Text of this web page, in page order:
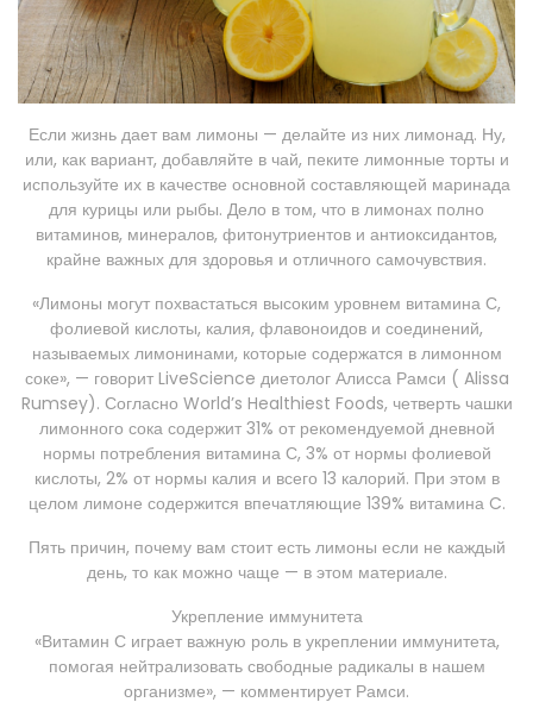
Если жизнь дает вам лимоны — делайте из них лимонад. Ну,
или, как вариант, добавляйте в чай, пеките лимонные торты и
используйте их в качестве основной составляющей маринада
для курицы или рыбы. Дело в том, что в лимонах полно
витаминов, минералов, фитонутриентов и антиоксидантов,
крайне важных для здоровья и отличного самочувствия.
«Лимоны могут похвастаться высоким уровнем витамина С,
фолиевой кислоты, калия, флавоноидов и соединений,
называемых лимонинами, которые содержатся в лимонном
соке», — говорит LiveScience диетолог Алисса Рамси ( Alissa
Rumsey). Согласно World’s Healthiest Foods, четверть чашки
лимонного сока содержит 31% от рекомендуемой дневной
нормы потребления витамина С, 3% от нормы фолиевой
кислоты, 2% от нормы калия и всего 13 калорий. При этом в
целом лимоне содержится впечатляющие 139% витамина C.
Пять причин, почему вам стоит есть лимоны если не каждый
день, то как можно чаще — в этом материале.
Укрепление иммунитета
«Витамин С играет важную роль в укреплении иммунитета,
помогая нейтрализовать свободные радикалы в нашем
организме», — комментирует Рамси.